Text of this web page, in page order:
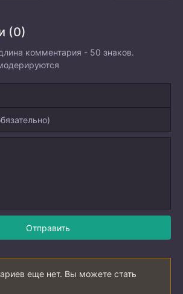
(0)
комментария - 50 знаков.
Отправить
еще нет. Вы можете стать